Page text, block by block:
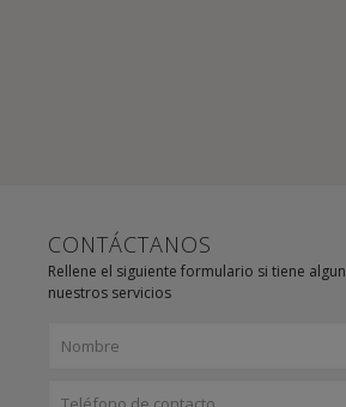
CONTÁCTANOS
Rellene el siguiente formulario si tiene
nuestros servicios